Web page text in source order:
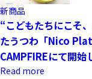
新商品
“こどもたちにこそ
たうつわ「Nico
CAMPFIREにて開始
Read more